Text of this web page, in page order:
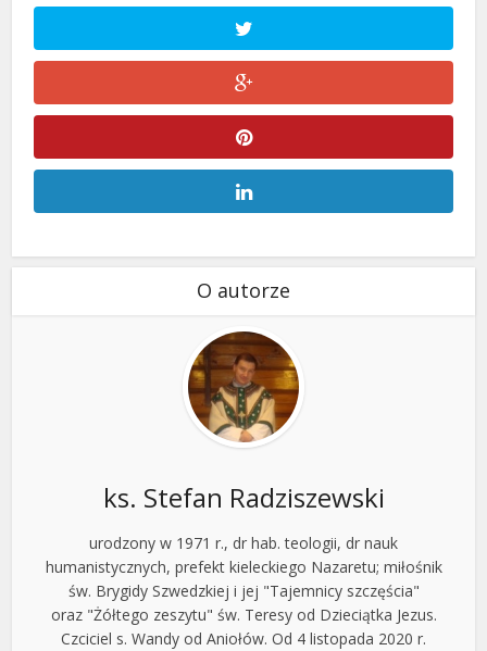
O autorze
ks. Stefan Radziszewski
urodzony w 1971 r., dr hab. teologii, dr nauk
humanistycznych, prefekt kieleckiego Nazaretu; miłośnik
św. Brygidy Szwedzkiej i jej "Tajemnicy szczęścia"
oraz "Żółtego zeszytu" św. Teresy od Dzieciątka Jezus.
Czciciel s. Wandy od Aniołów. Od 4 listopada 2020 r.